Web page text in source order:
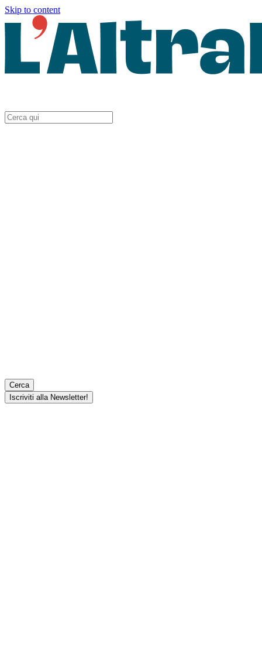
Skip to content
Cerca
Iscriviti alla Newsletter!